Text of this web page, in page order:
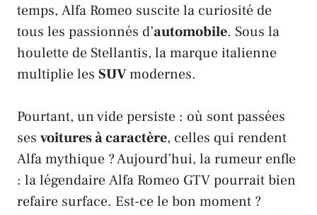
temps, Alfa Romeo suscite la curiosité de
tous les passionnés d’automobile. Sous la
houlette de Stellantis, la marque italienne
multiplie les SUVmodernes.
Pourtant, un vide persiste : où sont passées
ses voitures à caractère, celles qui rendent
Alfamythique ? Aujourd’hui, la rumeur enfle
: la légendaireAlfa Romeo GTVpourrait bien
refaire surface. Est-ce le bon moment ?